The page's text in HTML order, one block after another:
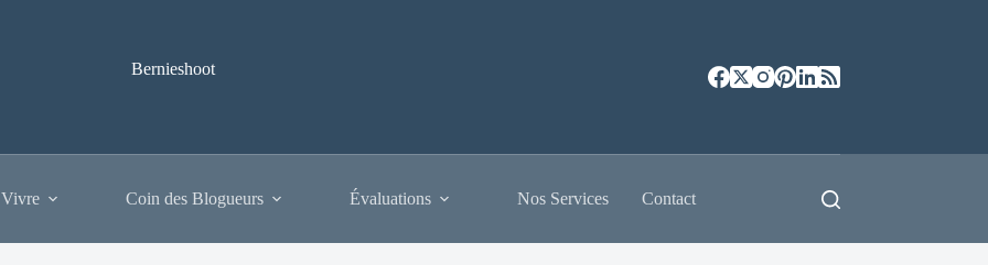
Bernieshoot
Coin des Blogueurs Évaluations Nos Services Contact